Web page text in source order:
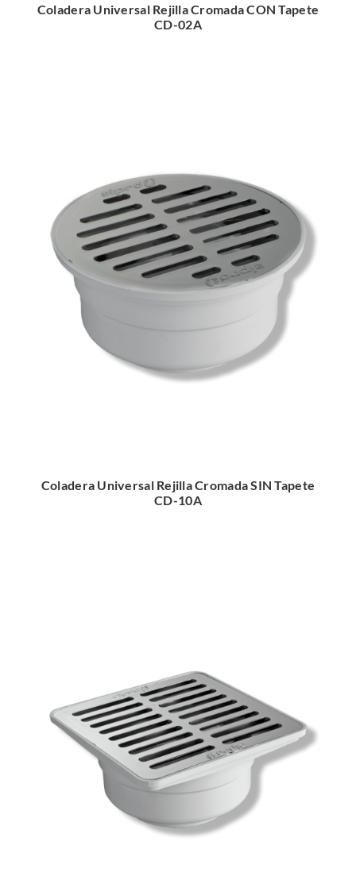
Coladera Universal Rejilla Cromada CON Tapete
CD-02A
Coladera Universal Rejilla Cromada SIN Tapete
CD-10A